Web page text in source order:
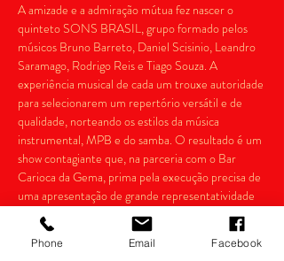
A amizade e a admiração mútua fez nascer o
quinteto SONS BRASIL, grupo formado pelos
músicos Bruno Barreto, Daniel Scisinio, Leandro
Saramago, Rodrigo Reis e Tiago Souza. A
experiência musical de cada um trouxe autoridade
para selecionarem um repertório versátil e de
qualidade, norteando os estilos da música
instrumental, MPB e do samba. O resultado é um
show contagiante que, na parceria com o Bar
Carioca da Gema, prima pela execução precisa de
uma apresentação de grande representatividade
para o palco e o cenário do bairro mais Carioca do
Rio de Janeiro, a Lapa, alinhado à arranjos,
batuques e melodias bem representativas da
Phone Email Facebook